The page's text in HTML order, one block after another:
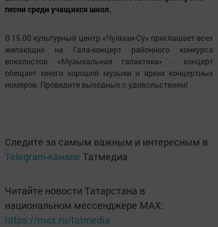
песни среди учащихся школ.
В 15.00 культурный центр «Чулман-Су» приглашает всех
желающих на Гала-концерт районного конкурса
вокалистов «Музыкальная галактика» - концерт
обещает много хорошей музыки и ярких концертных
номеров. Проведите выходные с удовольствием!
Следите за самым важным и интересным в
Telegram-канале Татмедиа
Читайте новости Татарстана в
национальном мессенджере MАХ:
https://max.ru/tatmedia